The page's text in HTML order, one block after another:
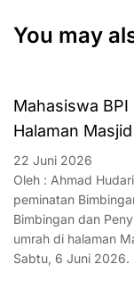
You may
Mahasiswa
Halaman
22 Juni 2026
Oleh : Ahmad
peminatan
Bimbingan dan
umrah di halaman
Sabtu, 6 Juni 2026.